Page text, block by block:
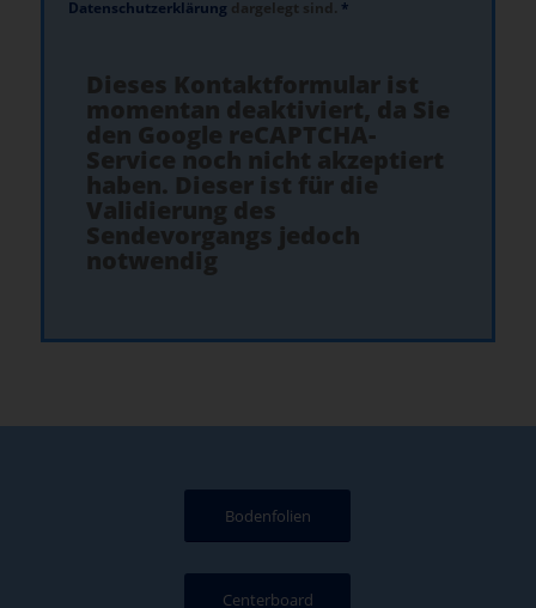
Datenschutzerklärung dargelegt sind. *
Dieses Kontaktformular ist
momentan deaktiviert, da Sie
den Google reCAPTCHA-
Service noch nicht akzeptiert
haben. Dieser ist für die
Validierung des
Sendevorgangs jedoch
notwendig
Bodenfolien
Centerboard